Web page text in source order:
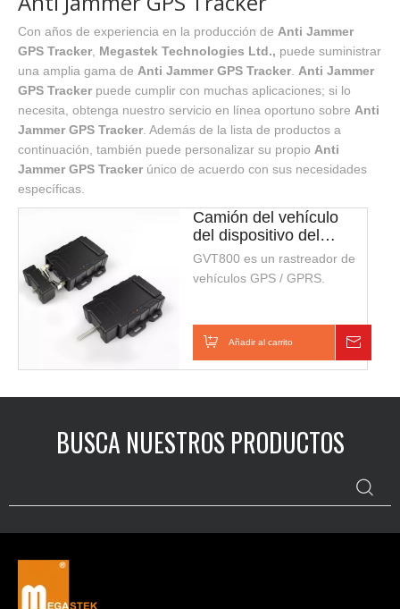
Con años de experiencia en la producción de Anti Jammer
GPS Tracker Megastek Technologies Ltd., puede suministrar
una amplia gama de Anti Jammer GPS Tracker Anti Jammer
GPS Tracker puede cumplir con muchas aplicaciones; si lo
necesita, obtenga nuestro servicio en línea oportuno sobre Anti
Jammer GPS Tracker . Además de la lista de productos a
continuación, también puede personalizar su propio Anti
Jammer GPS Tracker único de acuerdo con sus necesidades
específicas.
Camión del vehículo
del dispositivo del
perseguidor de gps
anti jammer
GVT800 es un rastreador de
vehículos GPS / GPRS.
Añadir al carrito
BUSCA NUESTROS PRODUCTOS